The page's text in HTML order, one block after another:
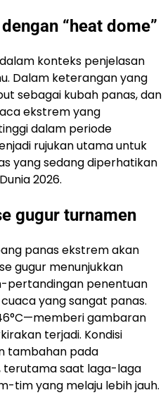
“heat dome”
konteks penjelasan
Dalam keterangan yang
sebagai kubah panas, dan
ekstrem yang
dalam periode
rujukan utama untuk
yang sedang diperhatikan
2026.
gugur turnamen
panas ekstrem akan
gugur menunjukkan
pertandingan penentuan
yang sangat panas.
gambaran
terjadi. Kondisi
tambahan pada
terutama saat laga-laga
tim yang melaju lebih jauh.